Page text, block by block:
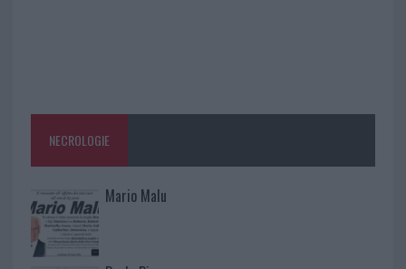
NECROLOGIE
Mario Malu